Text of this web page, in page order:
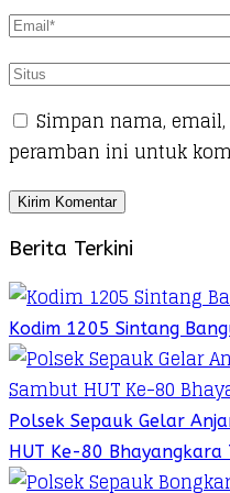
Simpan nama,
peramban ini untuk
Berita Terkini
Kodim 1205 Sintang
Polsek Sepauk Gelar
HUT Ke-80 Bhayangkara